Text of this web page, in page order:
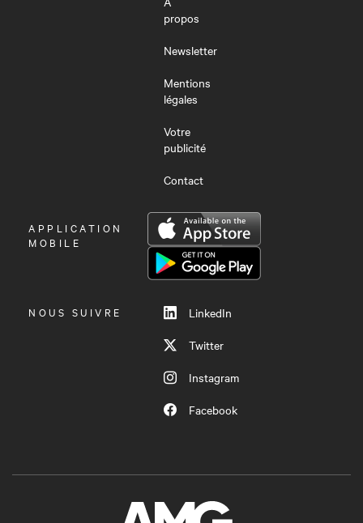
propos
Newsletter
Mentions
légales
Votre
publicité
Contact
OUVRIR
LE
APPLICATION
MOBILE
NOUS SUIVRE
LinkedIn
Twitter
Instagram
Facebook